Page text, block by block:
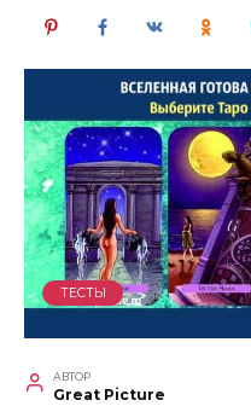
ТЕСТЫ
АВТОР
Great Picture